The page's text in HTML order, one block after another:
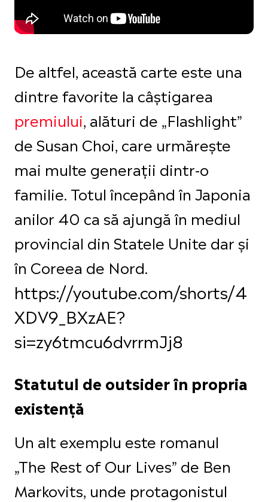
De altfel, această carte este una
dintre favorite la câștigarea
premiului, alături de „Flashlight”
de Susan Choi, care urmărește
mai multe generații dintr-o
familie. Totul începând în Japonia
anilor 40 ca să ajungă în mediul
provincial din Statele Unite dar și
în Coreea de Nord.
https://youtube.com/shorts/4
XDV9_BXzAE?
si=zy6tmcu6dvrrmJj8
Statutul de outsider în propria
existență
Un alt exemplu este romanul
„The Rest of Our Lives” de Ben
Markovits, unde protagonistul